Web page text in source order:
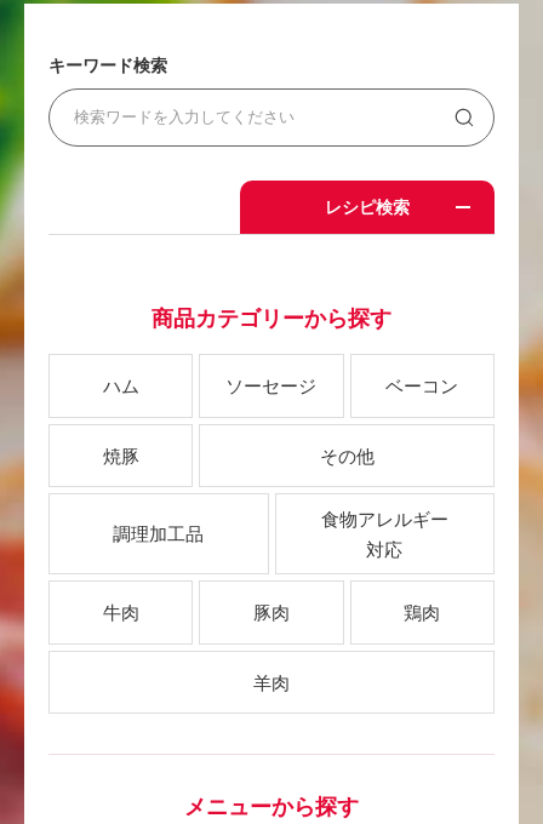
キーワード検索
レシピ検索
商品カテゴリーから探す
ハム ソーセージ ベーコン
焼豚 その他
調理加工品
食物アレルギー
対応
牛肉 豚肉 鶏肉
羊肉
メニューから探す